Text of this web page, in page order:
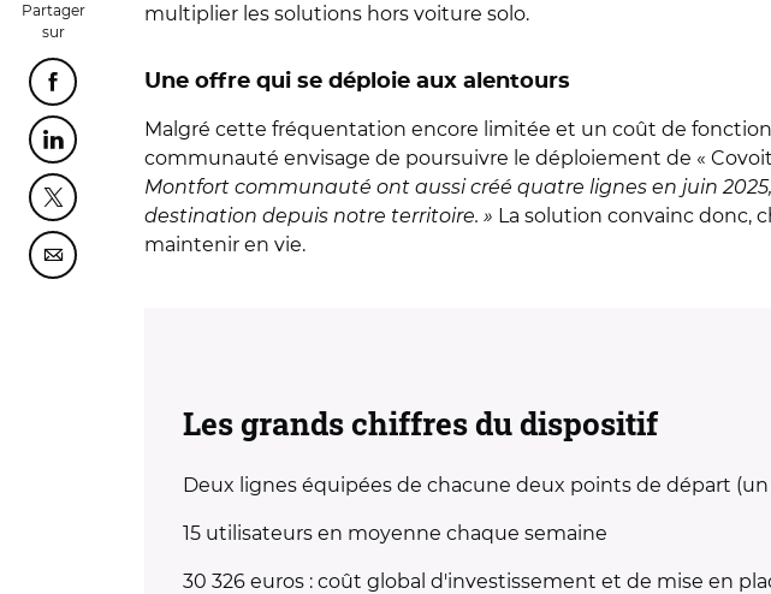
Partager
sur
Partager cette page sur Facebook
Partager cette page sur Linkedin
Partager cette page sur Twitter
Partager cette page sur Courriel
multiplier les solutions hors voiture solo.
Une offre qui se déploie aux alentours
Malgré cette fréquentation encore limitée et un coût de
communauté envisage de poursuivre le déploiement de «
Montfort communauté ont aussi créé quatre lignes en juin
destination depuis notre territoire. » La solution convainc donc,
maintenir en vie.
Les grands chiffres du dispositif
Deux lignes équipées de chacune deux points de départ
15 utilisateurs en moyenne chaque semaine
30 326 euros : coût global d'investissement et de mise en